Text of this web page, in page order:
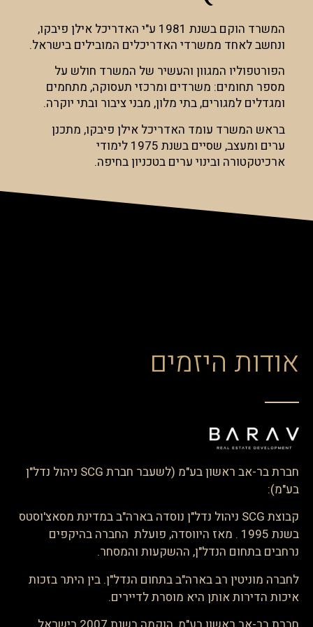
המשרד הוקם בשנת 1981 ע"י האדריכל אילן פיבקו,
ונחשב לאחד ממשרדי האדריכלים המובילים בישראל.
הפורטפוליו המגוון והעשיר של המשרד חולש על
מספר תחומים: משרדים ומרכזי תעסוקה, מתחמים
ומגדלים למגורים, בתי מלון, מבני ציבור ובתי יוקרה.
בראש המשרד עומד האדריכל אילן פיבקו, מתכנן
ערים ומעצב, שסיים בשנת 1975 לימודי
ארכיטקטורה ובינוי ערים בטכניון בחיפה.
אודות היזמים
חברת בר-אב ראשון בע"מ (לשעבר חברת SCG ניהול נדל"ן
בע"מ):
קבוצת SCG ניהול נדל"ן נוסדה בארה"ב במדינת מסאצ'וסטס
בשנת 1995 . מאז היווסדה, פועלת החברה בהיקפים
נרחבים בתחום הנדל"ן, ההשקעות והמסחר.
לחברה מוניטין רב בארה"ב בתחום הנדל"ן. בין היתר בזכות
איכות הדירות אותן היא מוסרת לדיירים.